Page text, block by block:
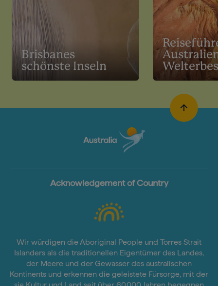
Brisbanes
schönste Inseln
Acknowledgement of Country
Wir würdigen die Aboriginal People und Torres Strait
Islanders als die traditionellen Eigentümer des Landes,
der Meere und der Gewässer des australischen
Kontinents und erkennen die geleistete Fürsorge, mit der